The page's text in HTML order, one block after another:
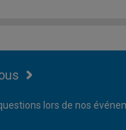
lors de nos